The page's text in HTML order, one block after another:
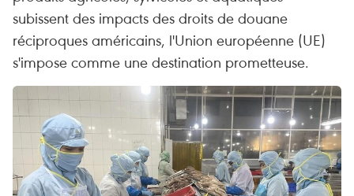
subissent des impacts des droits de douane
réciproques américains, l'Union européenne (UE)
s'impose comme une destination prometteuse.